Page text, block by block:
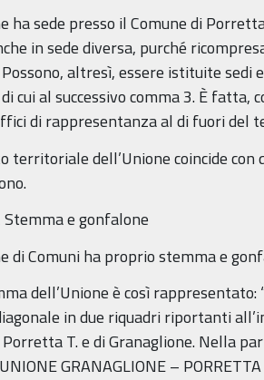
ha sede presso il Comune di
in sede diversa, purché
Possono, altresì, essere istituite
cui al successivo comma 3. È fatta,
di rappresentanza al di fuori del
territoriale dell’Unione coincide con
e gonfalone
di Comuni ha proprio stemma e
dell’Unione è così
in due riquadri riportanti
Porretta T. e di Granaglione. Nella
GRANAGLIONE – PORRETTA